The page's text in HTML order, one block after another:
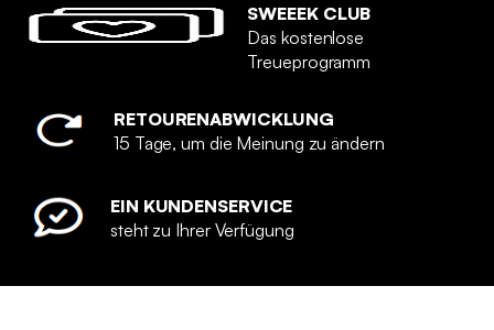
SWEEEK CLUB
Das kostenlose
Treueprogramm
RETOURENABWICKLUNG
15 Tage, um die Meinung zu ändern
EIN KUNDENSERVICE
steht zu Ihrer Verfügung